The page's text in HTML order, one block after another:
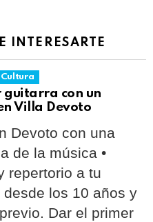
INTERESARTE
Cultura
guitarra con un
Villa Devoto
Devoto con una
de la música •
repertorio a tu
desde los 10 años y
Dar el primer